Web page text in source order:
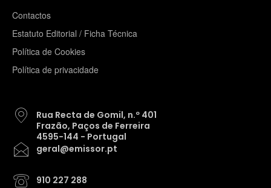
Contactos
Estatuto Editorial / Ficha Técnica
Política de Cookies
Política de privacidade
Rua Recta de Gomil, n.º 401
Frazão, Paços de Ferreira
4595-144 - Portugal
geral@emissor.pt
910 227 288